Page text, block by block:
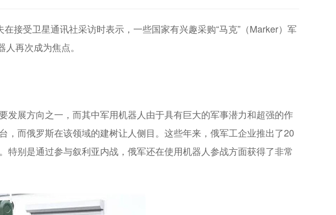
接受卫星通讯社采访时表示，一些国家有兴趣采购“马克”（Marker）军
再次成为焦点。
展方向之一，而其中军用机器人由于具有巨大的军事潜力和超强的作
而俄罗斯在该领域的建树让人侧目。这些年来，俄军工企业推出了20
别是通过参与叙利亚内战，俄军还在使用机器人参战方面获得了非常